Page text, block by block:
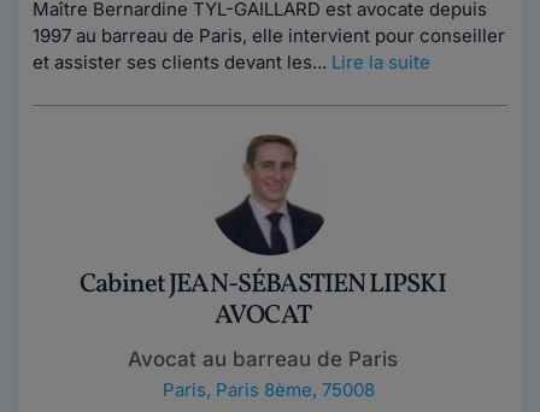
Maître Bernardine TYL-GAILLARD est avocate depuis
1997 au barreau de Paris, elle intervient pour conseiller
et assister ses clients devant les... Lire la suite
Cabinet JEAN-SÉBASTIEN LIPSKI
AVOCAT
Avocat au barreau de Paris
Paris, Paris 8ème, 75008